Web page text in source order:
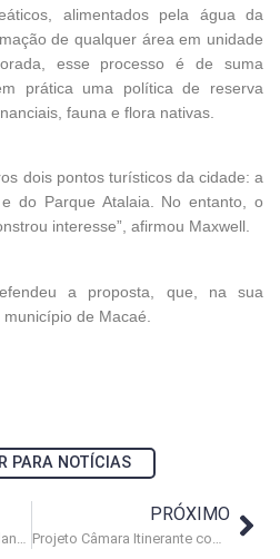
alimentados pela água da
de qualquer área em unidade
esse processo é de suma
prática uma política de reserva
fauna e flora nativas.
dois pontos turísticos da cidade: a
do Parque Atalaia. No entanto, o
interesse”, afirmou Maxwell.
a proposta, que, na sua
de Macaé.
PARA NOTÍCIAS
Vereadores discutem implantação do ponto biométrico na Câmara
PRÓXIMO
Projeto Câmara Itinerante começa neste sábado